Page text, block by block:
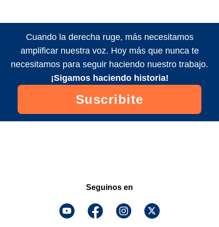
Cuando la derecha ruge, más necesitamos
amplificar nuestra voz. Hoy más que nunca te
necesitamos para seguir haciendo nuestro trabajo.
¡Sigamos haciendo historia!
Suscribite
Seguinos en